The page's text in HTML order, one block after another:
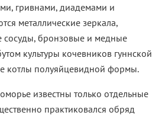
гривнами, диадемами и
металлические зеркала,
сосуды, бронзовые и медные
культуры кочевников гуннской
котлы полуяйцевидной формы.
известны только отдельные
практиковался обряд